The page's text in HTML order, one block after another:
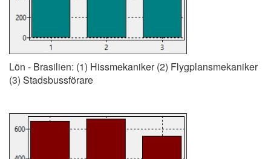
Lön - Brasilien: (1) Hissmekaniker (2) Flygplansmekaniker
(3) Stadsbussförare